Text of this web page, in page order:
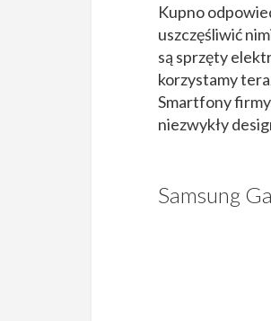
Kupno
uszczęśliwić
są sprzęty
korzystamy
Smartfony
niezwykły
Samsung